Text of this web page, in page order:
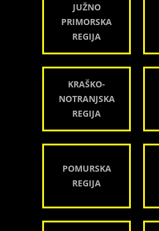
JUŽNO
PRIMORSKA
REGIJA
KRAŠKO-
NOTRANJSKA
REGIJA
POMURSKA
REGIJA